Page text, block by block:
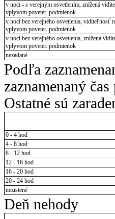
v noci - s verejným osvetlením, znížená
vplyvom poveter. podmienok
v noci bez verejného osvetlenia, viditeľnosť
vplyvom poveter. podmienok
v noci bez verejného osvetlenia, znížená
vplyvom poveter. podmienok
nezadané
Podľa
zaznamenaný
Ostatné sú
0 - 4 hod
4 - 8 hod
8 - 12 hod
12 - 16 hod
16 - 20 hod
20 - 24 hod
nezistené
Deň nehody